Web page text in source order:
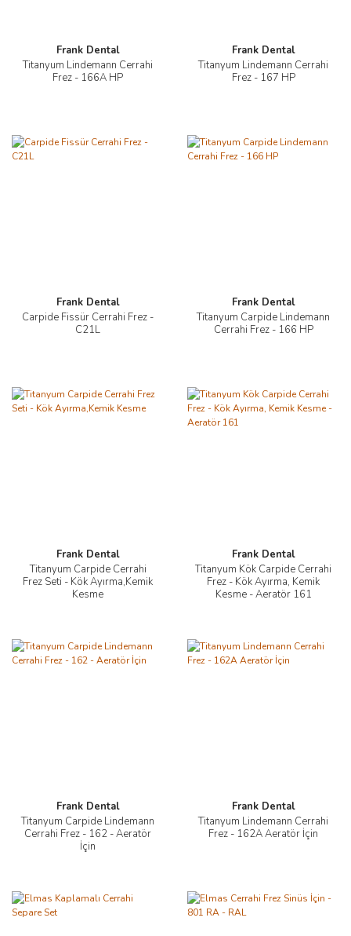
Frank Dental
Titanyum Lindemann Cerrahi
Frez - 166A HP
Frank Dental
Titanyum Lindemann Cerrahi
Frez - 167 HP
Frank Dental
Carpide Fissür Cerrahi Frez -
C21L
Frank Dental
Titanyum Carpide Lindemann
Cerrahi Frez - 166 HP
Frank Dental
Titanyum Carpide Cerrahi
Frez Seti - Kök Ayırma,Kemik
Kesme
Frank Dental
Titanyum Kök Carpide Cerrahi
Frez - Kök Ayırma, Kemik
Kesme - Aeratör 161
Frank Dental
Titanyum Carpide Lindemann
Cerrahi Frez - 162 - Aeratör
İçin
Frank Dental
Titanyum Lindemann Cerrahi
Frez - 162A Aeratör İçin